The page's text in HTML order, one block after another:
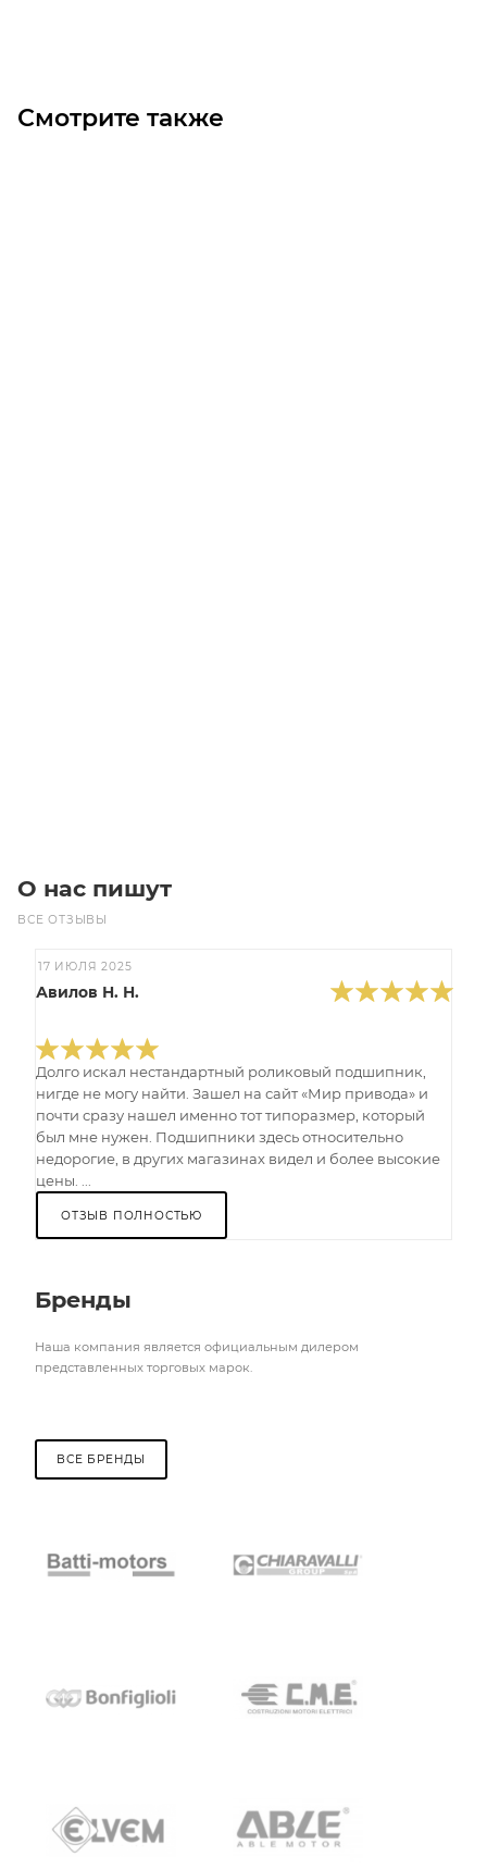
Смотрите также
О нас пишут
ВСЕ ОТЗЫВЫ
17 ИЮЛЯ 2025
Авилов Н. Н.
Долго искал нестандартный роликовый подшипник,
нигде не могу найти. Зашел на сайт «Мир привода» и
почти сразу нашел именно тот типоразмер, который
был мне нужен. Подшипники здесь относительно
недорогие, в других магазинах видел и более высокие
цены. ...
ОТЗЫВ ПОЛНОСТЬЮ
Бренды
Наша компания является официальным дилером
представленных торговых марок.
ВСЕ БРЕНДЫ